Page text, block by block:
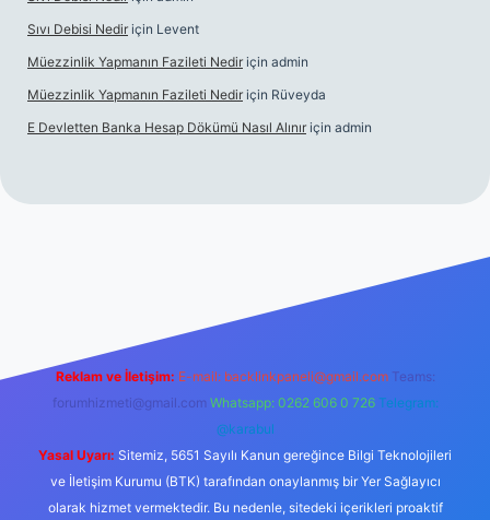
Sıvı Debisi Nedir için Levent
Müezzinlik Yapmanın Fazileti Nedir için admin
Müezzinlik Yapmanın Fazileti Nedir için Rüveyda
E Devletten Banka Hesap Dökümü Nasıl Alınır için admin
Reklam ve İletişim: E-mail: backlinkpaneli@gmail.com Teams:
forumhizmeti@gmail.com Whatsapp: 0262 606 0 726 Telegram:
@karabul
Yasal Uyarı: Sitemiz, 5651 Sayılı Kanun gereğince Bilgi Teknolojileri
ve İletişim Kurumu (BTK) tarafından onaylanmış bir Yer Sağlayıcı
olarak hizmet vermektedir. Bu nedenle, sitedeki içerikleri proaktif